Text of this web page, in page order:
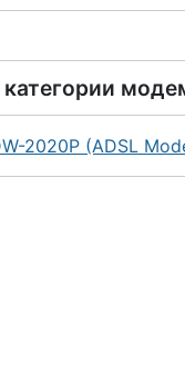
2020P (ADSL